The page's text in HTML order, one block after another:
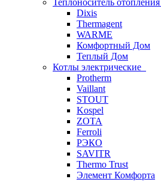
Теплоноситель отопления
Dixis
Thermagent
WARME
Комфортный Дом
Теплый Дом
Котлы электрические
Protherm
Vaillant
STOUT
Kospel
ZOTA
Ferroli
РЭКО
SAVITR
Thermo Trust
Элемент Комфорта